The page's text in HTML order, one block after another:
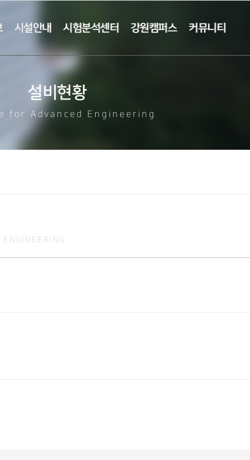
시설안내 시험분석센터 강원캠퍼스 커뮤니티
설비현황
for Advanced Engineering
ENGINEERING